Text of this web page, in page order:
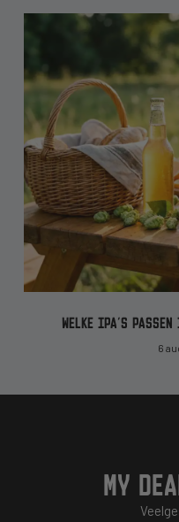
WELKE IPA’S
6
MY